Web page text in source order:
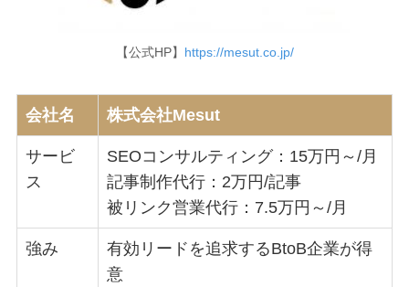
【公式HP】 https://mesut.co.jp/
会社名 株式会社Mesut
サービ
ス
SEOコンサルティング：15万円～/月
記事制作代行：2万円/記事
被リンク営業代行：7.5万円～/月
強み
有効リードを追求するBtoB企業が得
意